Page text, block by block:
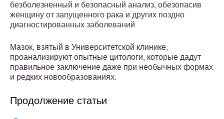
безболезненный и безопасный анализ, обезопасив
женщину от запущенного рака и других поздно
диагностированных заболеваний
Мазок, взятый в Университетской клинике,
проанализируют опытные цитологи, которые дадут
правильное заключение даже при необычных формах
и редких новообразованиях.
Продолжение статьи